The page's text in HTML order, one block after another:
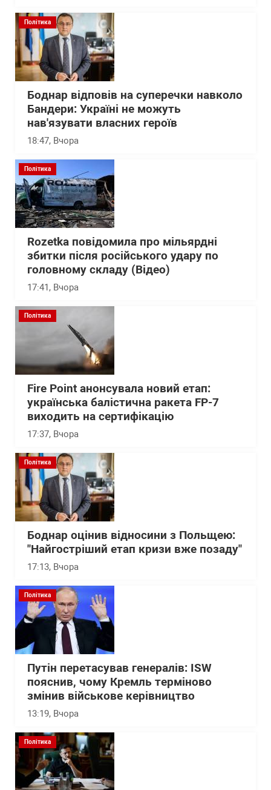
Політика
Боднар відповів на суперечки навколо
Бандери: Україні не можуть
нав'язувати власних героїв
18:47, Вчора
Політика
Rozetka повідомила про мільярдні
збитки після російського удару по
головному складу (Відео)
17:41, Вчора
Політика
Fire Point анонсувала новий етап:
українська балістична ракета FP-7
виходить на сертифікацію
17:37, Вчора
Політика
Боднар оцінив відносини з Польщею:
"Найгостріший етап кризи вже позаду"
17:13, Вчора
Політика
Путін перетасував генералів: ISW
пояснив, чому Кремль терміново
змінив військове керівництво
13:19, Вчора
Політика